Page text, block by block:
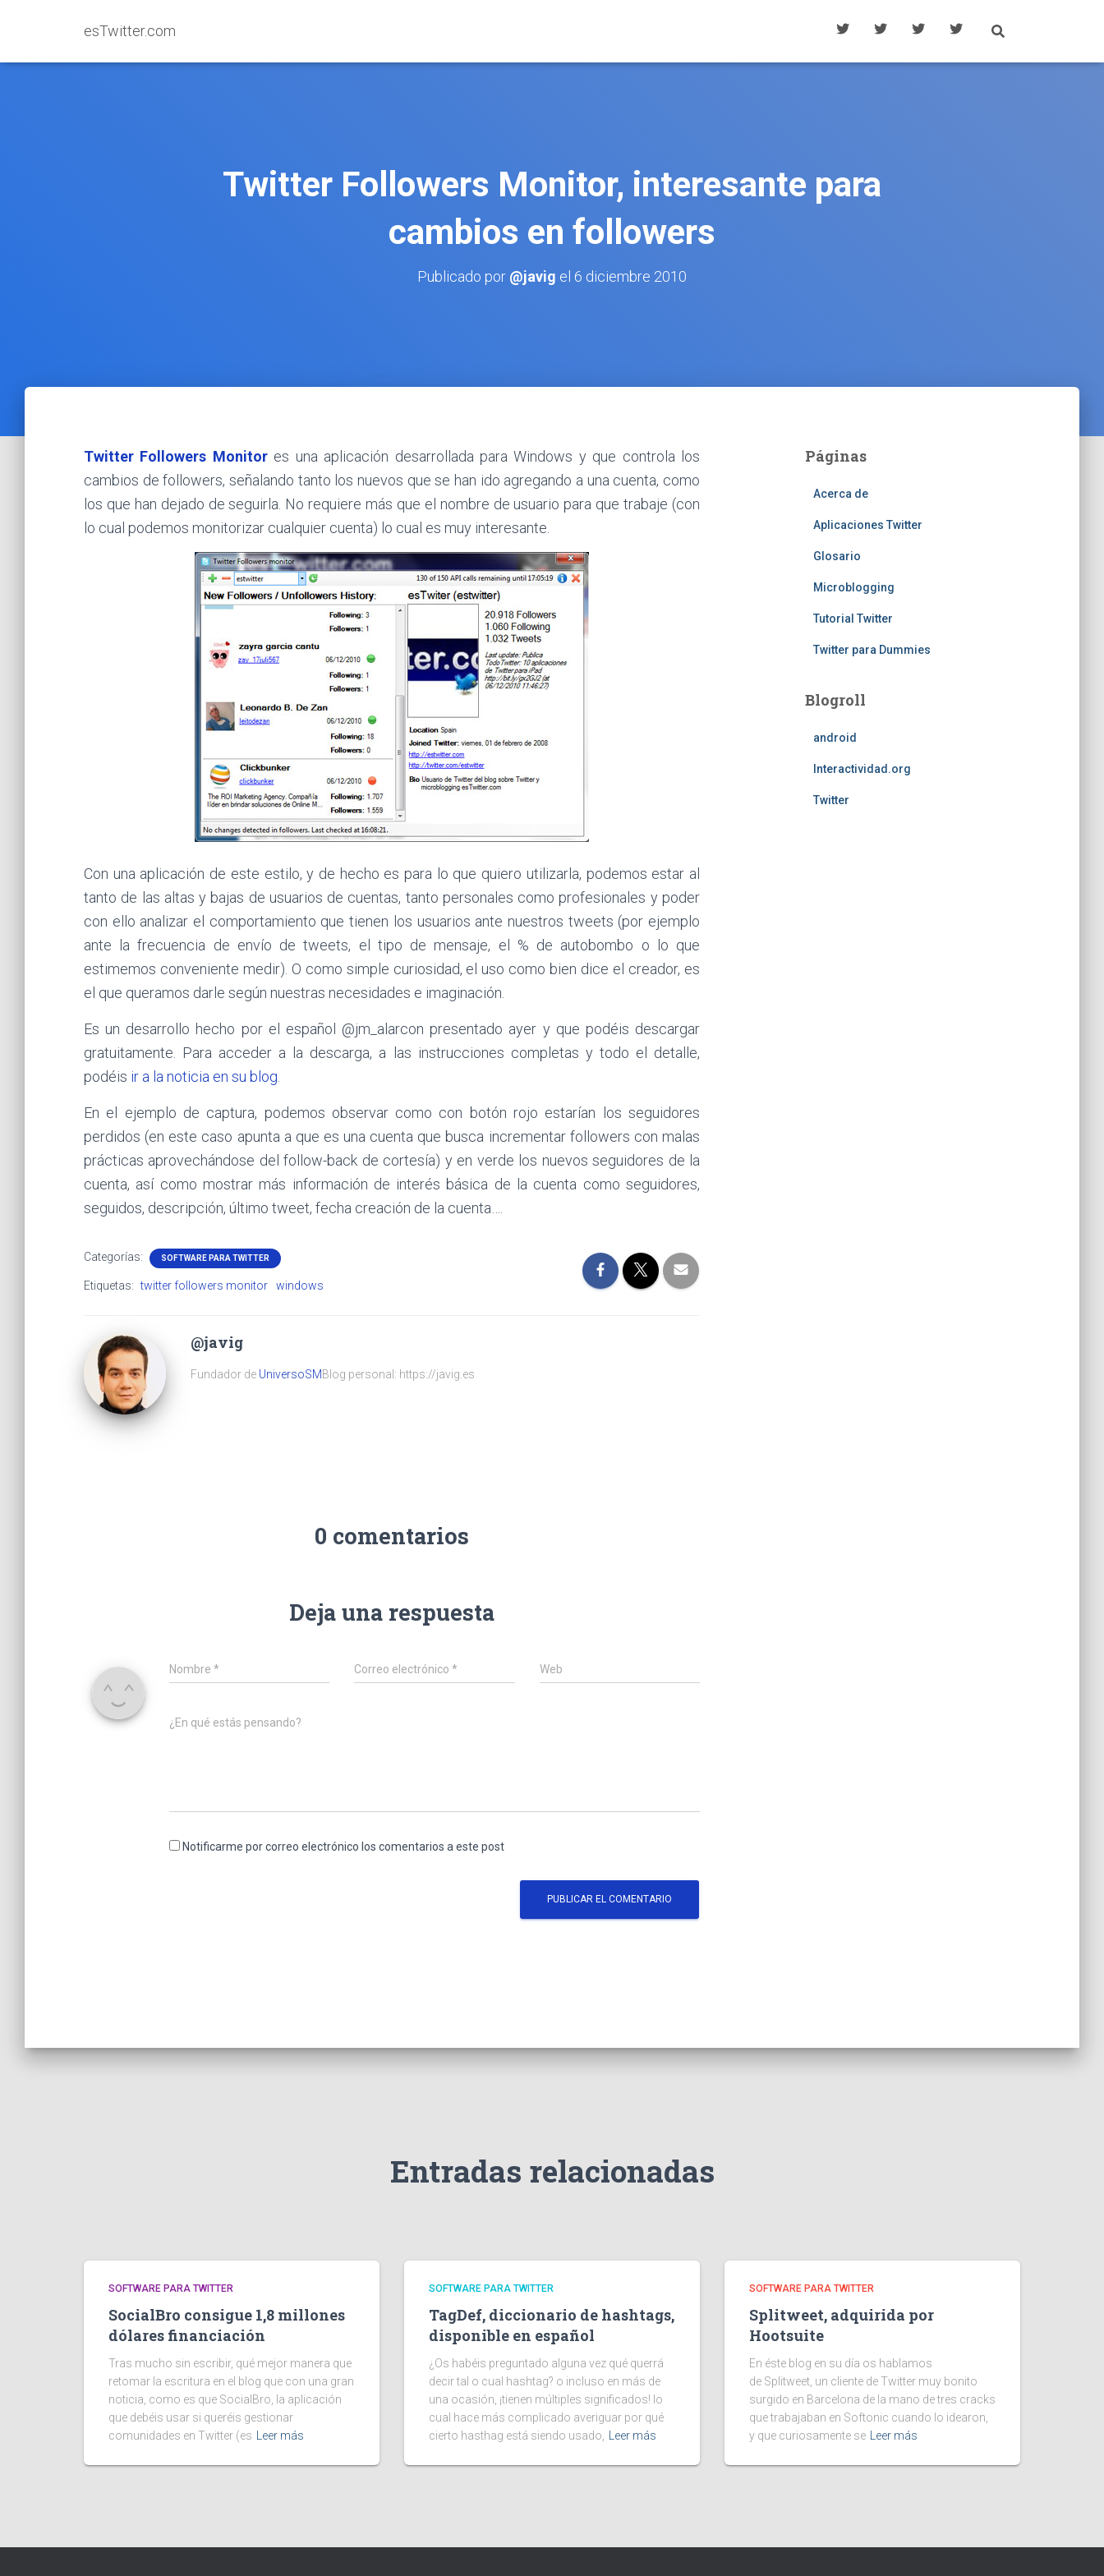
esTwitter.com
Twitter Followers Monitor, interesante para
cambios en followers
Publicado por @javig el 6 diciembre 2010
Twitter Followers Monitores una aplicación desarrollada para Windows y que controla los
cambios de followers, señalando tanto los nuevos que se han ido agregando a una cuenta, como
los que han dejado de seguirla. No requiere más que el nombre de usuario para que trabaje (con
lo cual podemos monitorizar cualquier cuenta) lo cual es muy interesante.
Con una aplicación de este estilo, y de hecho es para lo que quiero utilizarla, podemos estar al
tanto de las altas y bajas de usuarios de cuentas, tanto personales como profesionales y poder
con ello analizar el comportamiento que tienen los usuarios ante nuestros tweets (por ejemplo
ante la frecuencia de envío de tweets, el tipo de mensaje, el % de autobombo o lo que
estimemos conveniente medir). O como simple curiosidad, el uso como bien dice el creador, es
el que queramos darle según nuestras necesidades e imaginación.
Es un desarrollo hecho por el español @jm_alarcon presentado ayer y que podéis descargar
gratuitamente. Para acceder a la descarga, a las instrucciones completas y todo el detalle,
podéis ir a la noticia en su blog
En el ejemplo de captura, podemos observar como con botón rojo estarían los seguidores
perdidos (en este caso apunta a que es una cuenta que busca incrementar followers con malas
prácticas aprovechándose del follow-back de cortesía) y en verde los nuevos seguidores de la
cuenta, así como mostrar más información de interés básica de la cuenta como seguidores,
seguidos, descripción, último tweet, fecha creación de la cuenta….
Categorías: SOFTWARE PARA TWITTER
Etiquetas: twitter followers monitor windows
@javig
Fundador de UniversoSMBlog personal: https://javig.es
0 comentarios
Deja una respuesta
Nombre * Correo electrónico* Web
¿En qué estás pensando?
Notificarme por correo electrónico los comentarios a este post
Páginas
Acerca de
Aplicaciones Twitter
Glosario
Microblogging
Tutorial Twitter
Twitter para Dummies
Blogroll
android
Interactividad.org
Twitter
Entradas relacionadas
SOFTWARE PARA TWITTER
SocialBro consigue 1,8 millones
dólares financiación
Tras mucho sin escribir, qué mejor manera que
retomar la escritura en el blog que con una gran
noticia, como es que SocialBro, la aplicación
que debéis usar si queréis gestionar
comunidades en Twitter (es
Leer más
SOFTWARE PARA TWITTER
TagDef, diccionario de hashtags,
disponible en español
¿Os habéis preguntado alguna vez qué querrá
decir tal o cual hashtag? o incluso en más de
una ocasión, ¡tienen múltiples significados! lo
cual hace más complicado averiguar por qué
cierto hasthag está siendo usado,
Leer más
SOFTWARE PARA TWITTER
Splitweet, adquirida por
Hootsuite
En éste blog en su día os hablamos
de Splitweet, un cliente de Twitter muy bonito
surgido en Barcelona de la mano de tres cracks
que trabajaban en Softonic cuando lo idearon,
y que curiosamente se
Leer más